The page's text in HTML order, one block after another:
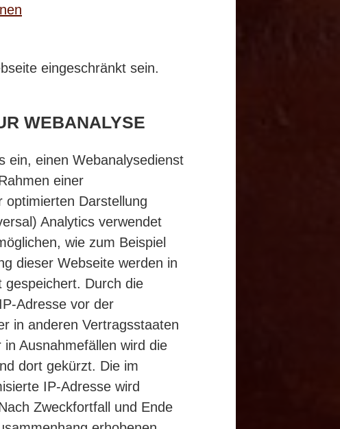
eingeschränkt sein.
WEBANALYSE
ein, einen Webanalysedienst
einer
optimierten Darstellung
Analytics verwendet
wie zum Beispiel
dieser Webseite werden in
gespeichert. Durch die
Adresse vor der
in anderen Vertragsstaaten
Ausnahmefällen wird die
dort gekürzt. Die im
IP-Adresse wird
Zweckfortfall und Ende